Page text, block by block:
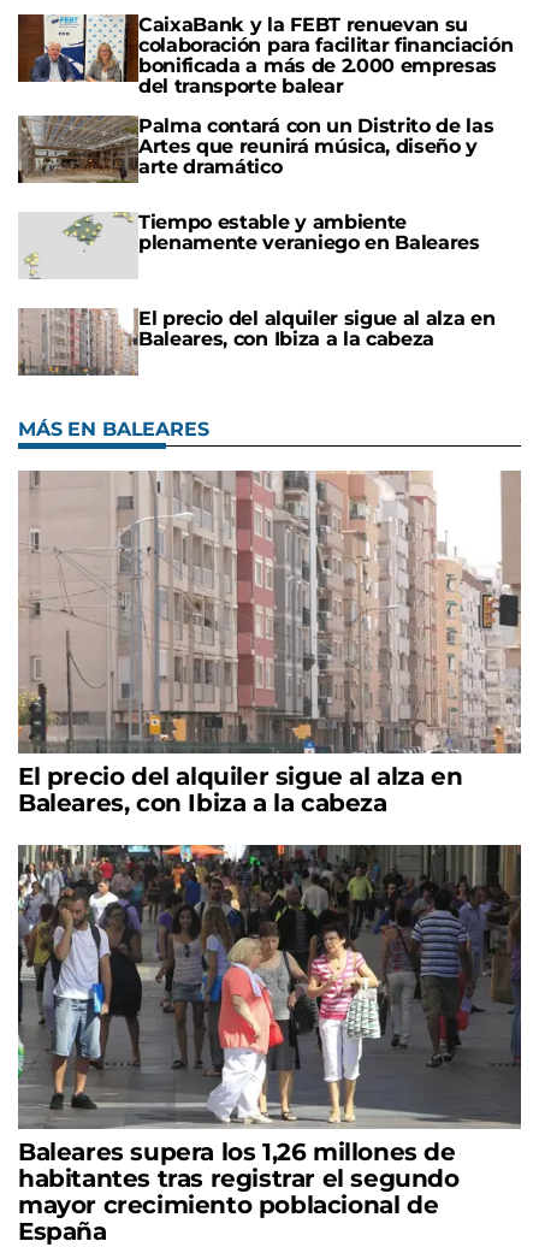
CaixaBank y la FEBT renuevan su
colaboración para facilitar financiación
bonificada a más de 2.000 empresas
del transporte balear
Palma contará con un Distrito de las
Artes que reunirá música, diseño y
arte dramático
Tiempo estable y ambiente
plenamente veraniego en Baleares
El precio del alquiler sigue al alza en
Baleares, con Ibiza a la cabeza
MÁS EN BALEARES
El precio del alquiler sigue al alza en
Baleares, con Ibiza a la cabeza
Baleares supera los 1,26 millones de
habitantes tras registrar el segundo
mayor crecimiento poblacional de
España